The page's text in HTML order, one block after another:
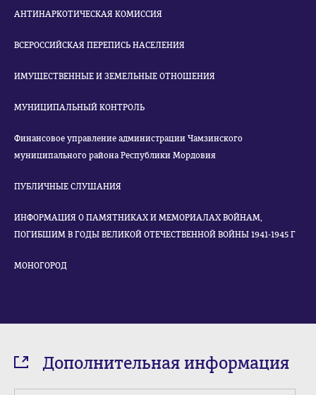
АНТИНАРКОТИЧЕСКАЯ КОМИССИЯ
ВСЕРОССИЙСКАЯ ПЕРЕПИСЬ НАСЕЛЕНИЯ
ИМУЩЕСТВЕННЫЕ И ЗЕМЕЛЬНЫЕ ОТНОШЕНИЯ
МУНИЦИПАЛЬНЫЙ КОНТРОЛЬ
Финансовое управление администрации Чамзинского
муниципального района Республики Мордовия
ПУБЛИЧНЫЕ СЛУШАНИЯ
ИНФОРМАЦИЯ О ПАМЯТНИКАХ И МЕМОРИАЛАХ ВОЙНАМ,
ПОГИБШИМ В ГОДЫ ВЕЛИКОЙ ОТЕЧЕСТВЕННОЙ ВОЙНЫ 1941-1945 Г
МОНОГОРОД
Дополнительная информация